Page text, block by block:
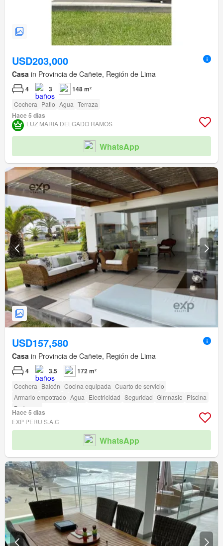
USD203,000
Casa in Provincia de Cañete, Región de Lima
4 3 148 m²
Cochera Patio Agua Terraza
Hace 5 días
LUZ MARIA DELGADO RAMOS
WhatsApp
USD157,580
Casa in Provincia de Cañete, Región de Lima
4 3.5 172 m²
Cochera Balcón Cocina equipada Cuarto de servicio
Armario empotrado Agua Electricidad Seguridad Gimnasio Piscina
Barbacoa
Hace 5 días
EXP PERU S.A.C
WhatsApp